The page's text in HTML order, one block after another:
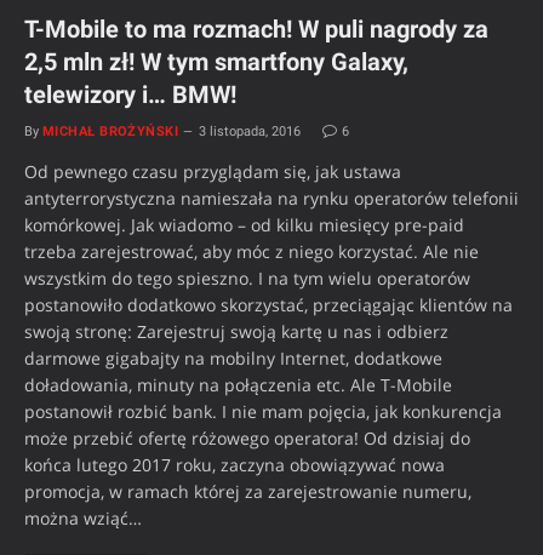
T-Mobile to ma rozmach! W puli nagrody za
2,5 mln zł! W tym smartfony Galaxy,
telewizory i… BMW!
By MICHAŁ BROŻYŃSKI 3 listopada, 2016 6
Od pewnego czasu przyglądam się, jak ustawa
antyterrorystyczna namieszała na rynku operatorów telefonii
komórkowej. Jak wiadomo – od kilku miesięcy pre-paid
trzeba zarejestrować, aby móc z niego korzystać. Ale nie
wszystkim do tego spieszno. I na tym wielu operatorów
postanowiło dodatkowo skorzystać, przeciągając klientów na
swoją stronę: Zarejestruj swoją kartę u nas i odbierz
darmowe gigabajty na mobilny Internet, dodatkowe
doładowania, minuty na połączenia etc. Ale T-Mobile
postanowił rozbić bank. I nie mam pojęcia, jak konkurencja
może przebić ofertę różowego operatora! Od dzisiaj do
końca lutego 2017 roku, zaczyna obowiązywać nowa
promocja, w ramach której za zarejestrowanie numeru,
można wziąć…